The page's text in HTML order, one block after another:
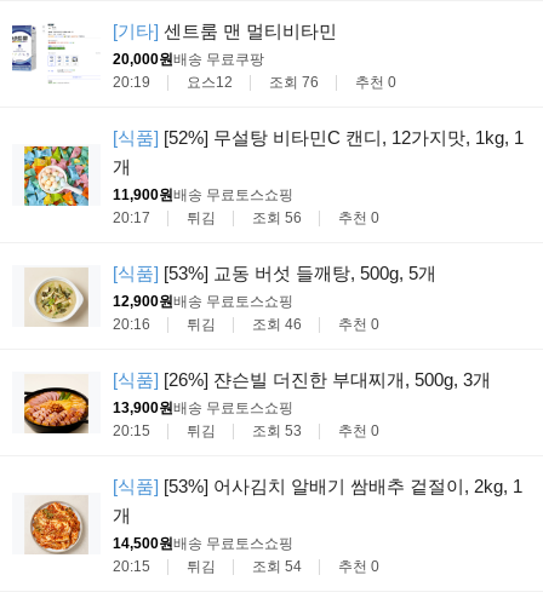
[기타] 센트룸 맨 멀티비타민
20,000원배송 무료쿠팡
20:19
요스12 조회 76 추천 0
[식품] [52%] 무설탕 비타민C 캔디, 12가지맛, 1kg, 1
개
11,900원배송 무료토스쇼핑
20:17
튀김 조회 56 추천 0
[식품] [53%] 교동 버섯 들깨탕, 500g, 5개
12,900원배송 무료토스쇼핑
20:16
튀김 조회 46 추천 0
[식품] [26%] 쟌슨빌 더진한 부대찌개, 500g, 3개
13,900원배송 무료토스쇼핑
20:15
튀김 조회 53 추천 0
[식품] [53%] 어사김치 알배기 쌈배추 겉절이, 2kg, 1
개
14,500원배송 무료토스쇼핑
20:15
튀김 조회 54 추천 0